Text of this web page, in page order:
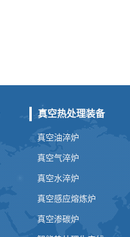
真空热处理装备
真空油淬炉
真空气淬炉
真空水淬炉
真空感应熔炼炉
真空渗碳炉